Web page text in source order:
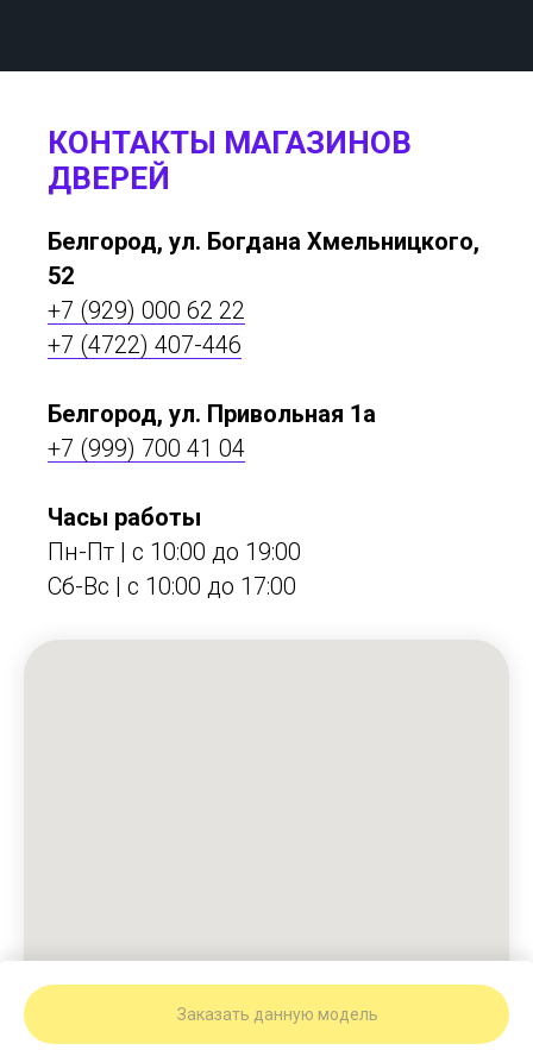
Заказать данную модель
КОНТАКТЫ МАГАЗИНОВ
ДВЕРЕЙ
Белгород, ул. Богдана Хмельницкого,
52
+7 (929) 000 62 22
+7 (4722) 407-446
Белгород, ул. Привольная 1а
+7 (999) 700 41 04
Часы работы
Пн-Пт | с 10:00 до 19:00
Сб-Вс | c 10:00 до 17:00